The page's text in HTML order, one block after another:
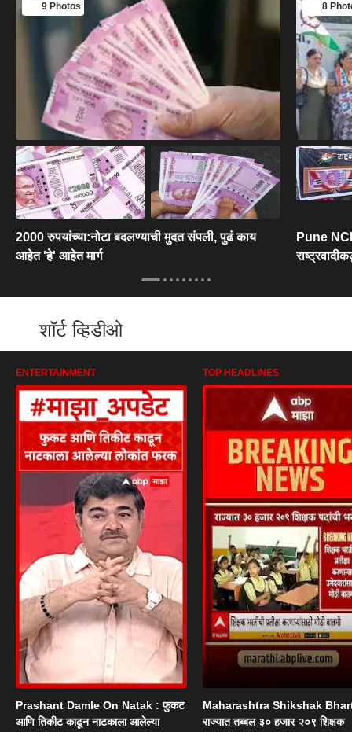
9 Photos
2000 रुपयांच्या:नोटा बदलण्याची मुदत संपली, पुढं काय
आहेत 'हे' आहेत मार्ग
8
Pune
शॉर्ट व्हिडीओ
ENTERTAINMENT
Prashant Damle On Natak : फुकट
आणि तिकीट काढून नाटकाला आलेल्या
TOP HEADLINES
Maharashtra Shikshak
राज्यात तब्बल ३० हजार २०९ शिक्षक